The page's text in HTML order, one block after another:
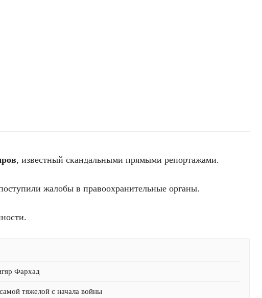
, известный скандальными прямыми репортажами.
жалобы в правоохранительные органы.
Фархад
тяжелой с начала войны